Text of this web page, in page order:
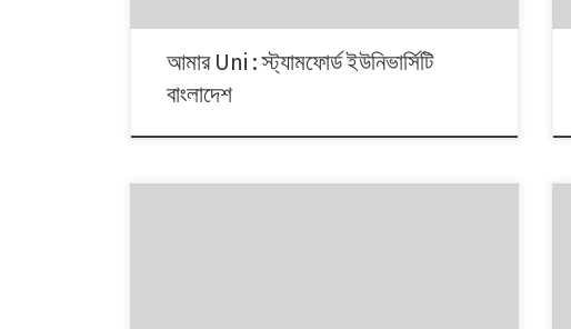
আমার Uni : স্ট্যামফোর্ড ইউনিভার্সিটি
বাংলাদেশ